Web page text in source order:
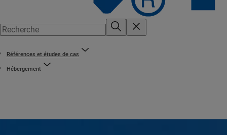
Références et études de cas
Hébergement